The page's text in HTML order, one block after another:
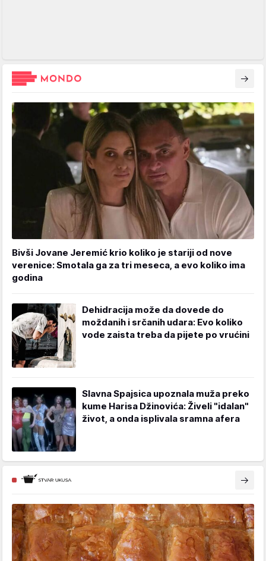
Bivši Jovane Jeremić krio koliko je stariji od nove
verenice: Smotala ga za tri meseca, a evo koliko ima
godina
Dehidracija može da dovede do
moždanih i srčanih udara: Evo koliko
vode zaista treba da pijete po vrućini
Slavna Spajsica upoznala muža preko
kume Harisa Džinovića: Živeli "idalan"
život, a onda isplivala sramna afera